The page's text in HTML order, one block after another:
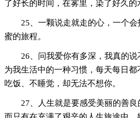
了好长的时间，在雾里，染了好久的
25、一颗说走就走的心，一个
蜜的旅程。
26、问我爱你有多深，我真的
为我生活中的一种习惯，每天每日
吃饭、不睡觉，却无法不想你。
27、人生就是要感受美丽的善良